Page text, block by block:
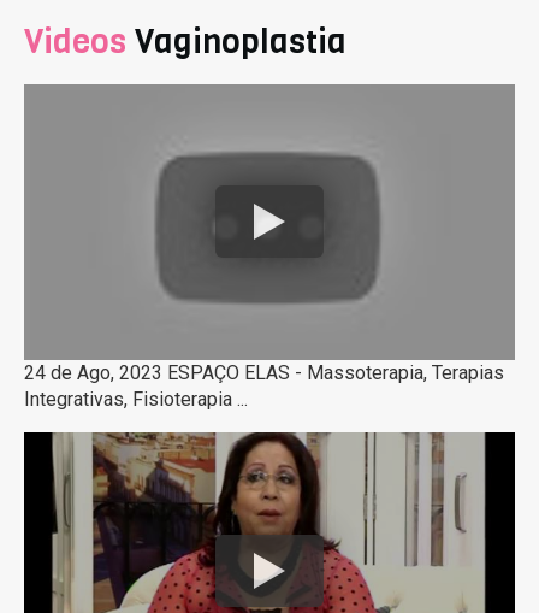
Videos Vaginoplastia
24 de Ago, 2023 ESPAÇO ELAS - Massoterapia, Terapias
Integrativas, Fisioterapia ...